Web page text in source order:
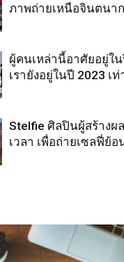
ภาพถ่ายเหนือจินตนา
ผู้คนเหล่านี้อาศัยอยู่ใ
เรายังอยู่ในปี 2023 เ
Stelfie ศิลปินผู้สร้างผ
เวลา เพื่อถ่ายเซลฟี่ย้